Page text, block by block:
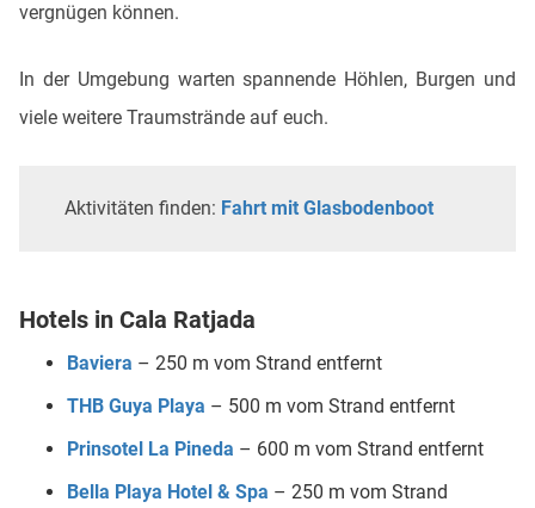
vergnügen können.
In der Umgebung warten spannende Höhlen, Burgen und
viele weitere Traumstrände auf euch.
Aktivitäten finden: Fahrt mit Glasbodenboot
Hotels in Cala Ratjada
Baviera – 250 m vom Strand entfernt
THB Guya Playa – 500 m vom Strand entfernt
Prinsotel La Pineda – 600 m vom Strand entfernt
Bella Playa Hotel & Spa – 250 m vom Strand